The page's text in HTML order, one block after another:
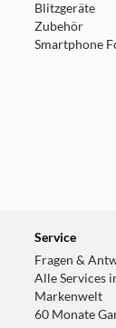
Blitzgeräte
Zubehör
Smartphone
Service
Fragen &
Alle Services
Markenwelt
60 Monate